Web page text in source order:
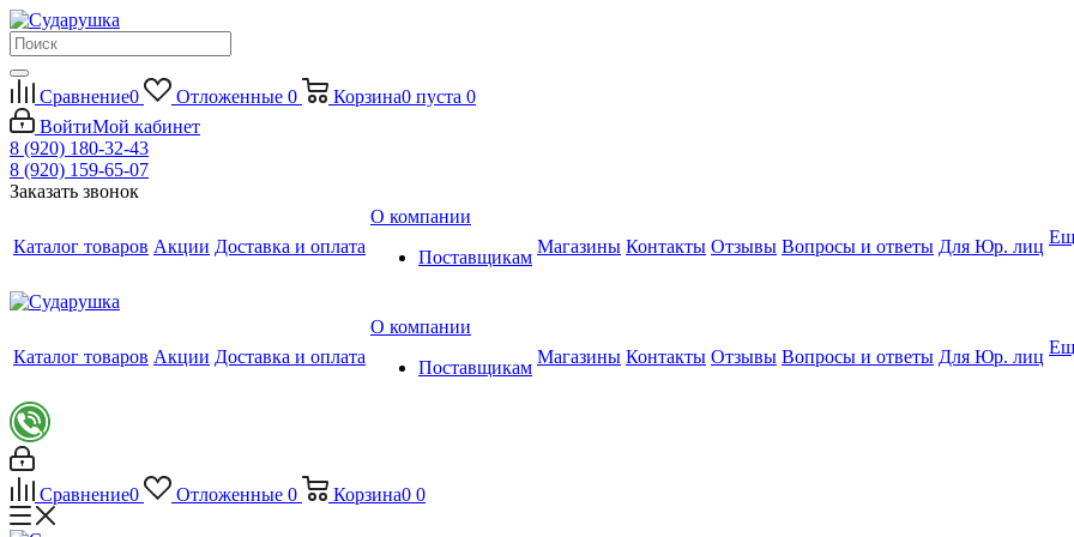
Сравнение0 Отложенные 0 Корзина0 пуста 0
ВойтиМой кабинет
8 (920) 180-32-43
8 (920) 159-65-07
Заказать звонок
Каталог товаров Акции Доставка и оплата
О компании
Поставщикам
Магазины Контакты Отзывы Вопросы и ответы Для Юр. лиц
Каталог товаров Акции Доставка и оплата
О компании
Поставщикам
Магазины Контакты Отзывы Вопросы и ответы Для Юр. лиц
Сравнение0 Отложенные 0 Корзина0 0